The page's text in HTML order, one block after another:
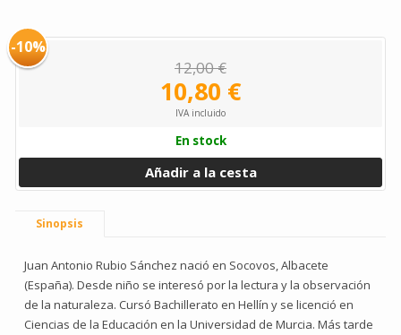
-10%
12,00 €
10,80 €
IVA incluido
En stock
Añadir a la cesta
Sinopsis
Juan Antonio Rubio Sánchez nació en Socovos, Albacete
(España). Desde niño se interesó por la lectura y la observación
de la naturaleza. Cursó Bachillerato en Hellín y se licenció en
Ciencias de la Educación en la Universidad de Murcia. Más tarde